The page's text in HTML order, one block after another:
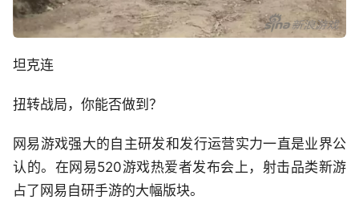
坦克连
扭转战局，你能否做到？
网易游戏强大的自主研发和发行运营实力一直是业界公
认的。在网易520游戏热爱者发布会上，射击品类新游
占了网易自研手游的大幅版块。